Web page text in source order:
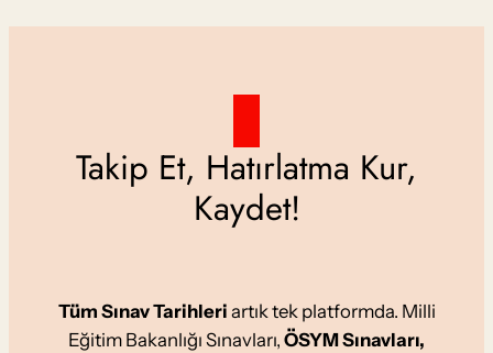
Takip Et, Hatırlatma Kur,
Kaydet!
Tüm Sınav Tarihleri artık tek platformda. Milli
Eğitim Bakanlığı Sınavları, ÖSYM Sınavları,